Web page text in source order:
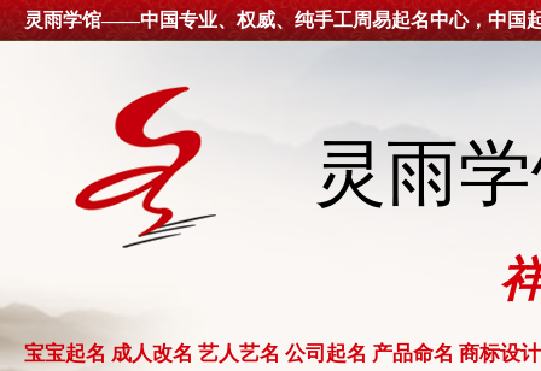
灵雨学馆——中国专业、权威、纯手工周易起名中心，中国
灵雨
宝宝起名 成人改名 艺人艺名 公司起名 产品命名 商标设计